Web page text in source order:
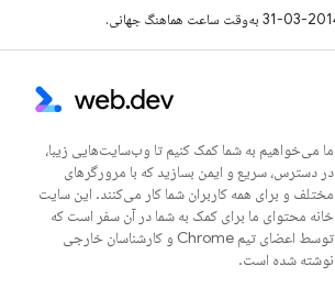
ما می‌خواهیم به شما کمک کنیم تا وب‌سایت‌هایی زیبا،
در دسترس، سریع و ایمن بسازید که با مرورگرهای
مختلف و برای همه کاربران شما کار می‌کنند. این سایت
خانه محتوای ما برای کمک به شما در آن سفر است که
توسط اعضای تیم Chrome و کارشناسان خارجی
نوشته شده است.